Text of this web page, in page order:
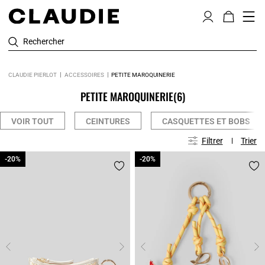
Rechercher
CLAUDIE PIERLOT ACCESSOIRES PETITE MAROQUINERIE
PETITE MAROQUINERIE(6)
VOIR TOUT CEINTURES CASQUETTES ET BOBS
Filtrer Trier
-20%
-20% -20%
-20%